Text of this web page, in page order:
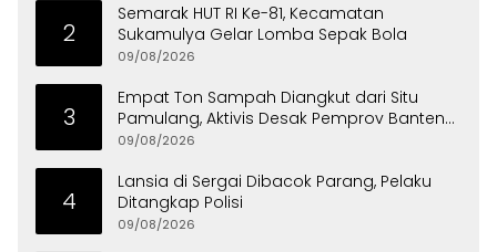
2
Semarak HUT RI Ke-81, Kecamatan
Sukamulya Gelar Lomba Sepak Bola
09/08/2026
3
Empat Ton Sampah Diangkut dari Situ
Pamulang, Aktivis Desak Pemprov Banten
Peduli Lingkungan
09/08/2026
4
Lansia di Sergai Dibacok Parang, Pelaku
Ditangkap Polisi
09/08/2026